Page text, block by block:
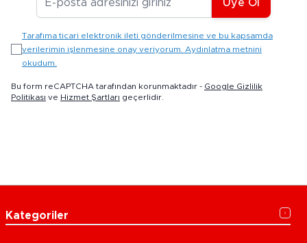
Üye Ol
Tarafıma ticari elektronik ileti gönderilmesine ve bu kapsamda
verilerimin işlenmesine onay veriyorum. Aydınlatma metnini
okudum.
Bu form reCAPTCHA tarafından korunmaktadır - Google Gizlilik
Politikası ve Hizmet Şartları geçerlidir.
Kategoriler